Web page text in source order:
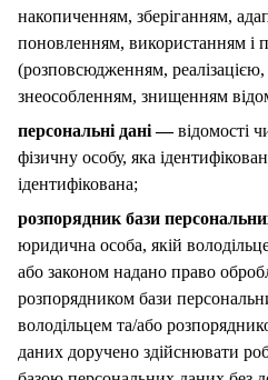
накопиченням, зберіганням,
поновленням, використанням і
(розповсюдженням,
знеособленням, знищенням
персональні дані —відомості
фізичну особу, яка
ідентифікована;
розпорядник бази
юридична особа, якій
або законом надано право
розпорядником бази
володільцем та/або
даних доручено здійснювати